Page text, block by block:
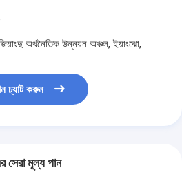
অর্থনৈতিক উন্নয়ন অঞ্চল, ইয়াংঝো,
চ্যাট করুন
সেরা মূল্য পান